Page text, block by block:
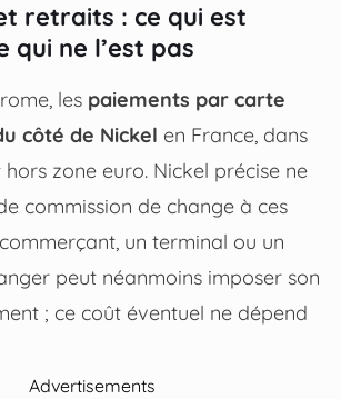
retraits : ce qui est
qui ne l’est pas
les paiements par carte
côté de Nickel en France, dans
zone euro. Nickel précise ne
commission de change à ces
un terminal ou un
peut néanmoins imposer son
; ce coût éventuel ne dépend
Advertisements